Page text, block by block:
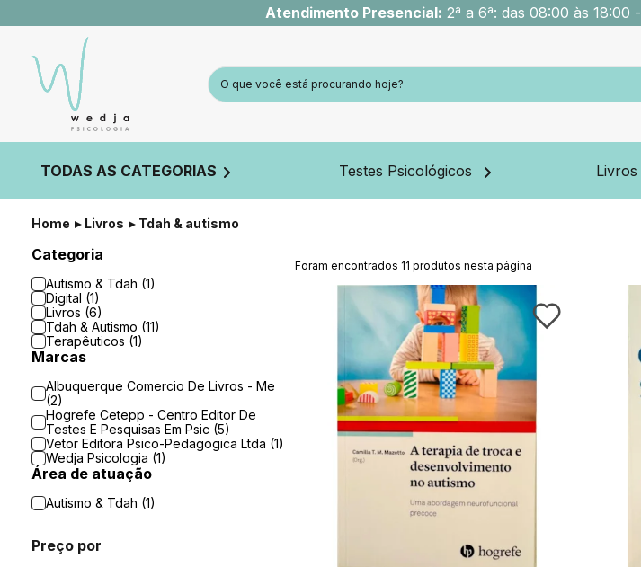
Atendimento Presencial: 2ª a 6ª: das 08:00 às 18:00 -
TODAS AS CATEGORIAS Testes Psicológicos Livros
Home Livros Tdah & autismo
Categoria
Autismo & Tdah (1)
Digital (1)
Livros (6)
Tdah & Autismo (11)
Terapêuticos (1)
Marcas
Albuquerque Comercio De Livros - Me
(2)
Hogrefe Cetepp - Centro Editor De
Testes E Pesquisas Em Psic (5)
Vetor Editora Psico-Pedagogica Ltda (1)
Wedja Psicologia (1)
Área de atuação
Autismo & Tdah (1)
Preço por
Foram encontrados 11 produtos nesta página